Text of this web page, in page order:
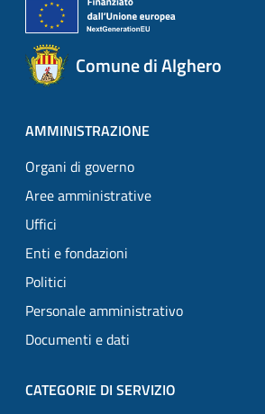
Comune di Alghero
AMMINISTRAZIONE
Organi di governo
Aree amministrative
Uffici
Enti e fondazioni
Politici
Personale amministrativo
Documenti e dati
CATEGORIE DI SERVIZIO